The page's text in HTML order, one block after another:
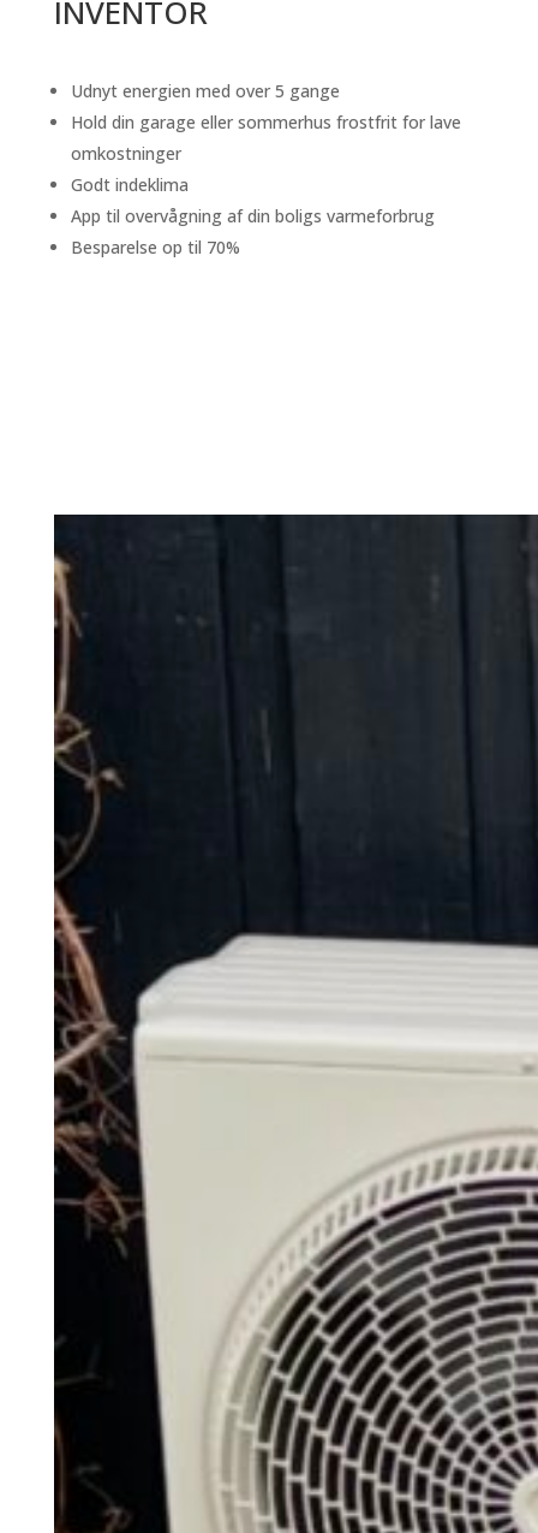
INVENTOR
Udnyt energien med over 5 gange
Hold din garage eller sommerhus frostfrit for lave
omkostninger
Godt indeklima
App til overvågning af din boligs varmeforbrug
Besparelse op til 70%